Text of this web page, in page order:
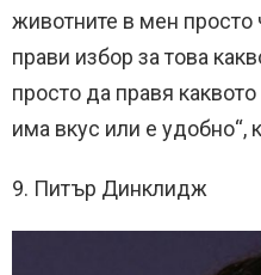
животните в мен просто
прави избор за това
просто да правя
има вкус или е удобно“,
9. Питър Динклидж